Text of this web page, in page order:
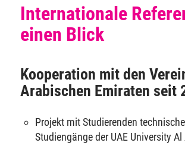
Internationale
einen Blick
Kooperation mit den
Arabischen Emiraten seit
Projekt mit Studierenden
Studiengänge der UAE University